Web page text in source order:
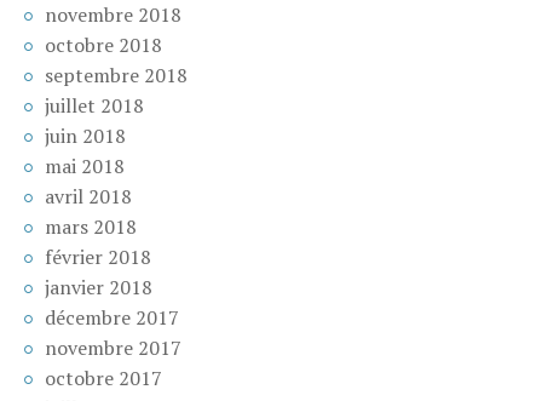
novembre 2018
octobre 2018
septembre 2018
juillet 2018
juin 2018
mai 2018
avril 2018
mars 2018
février 2018
janvier 2018
décembre 2017
novembre 2017
octobre 2017